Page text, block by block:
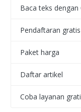
Baca teks dengan
Pendaftaran gratis
Paket harga
Daftar artikel
Coba layanan